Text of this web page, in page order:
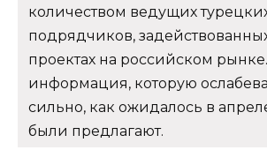
количеством ведущих
подрядчиков,
проектах на российском
информация, которую
сильно, как ожидалось в
были предлагают.